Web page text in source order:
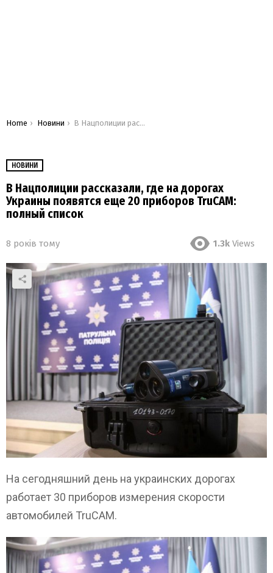
You are here:
Home Новини В Нацполиции рассказали, где на дорогах Украины появятся еще 20 приборов TruCAM: полный список
НОВИНИ
В Нацполиции рассказали, где на дорогах
Украины появятся еще 20 приборов TruCAM:
полный список
8 років тому 1.3k Views
На сегодняшний день на украинских дорогах
работает 30 приборов измерения скорости
автомобилей TruCAM.